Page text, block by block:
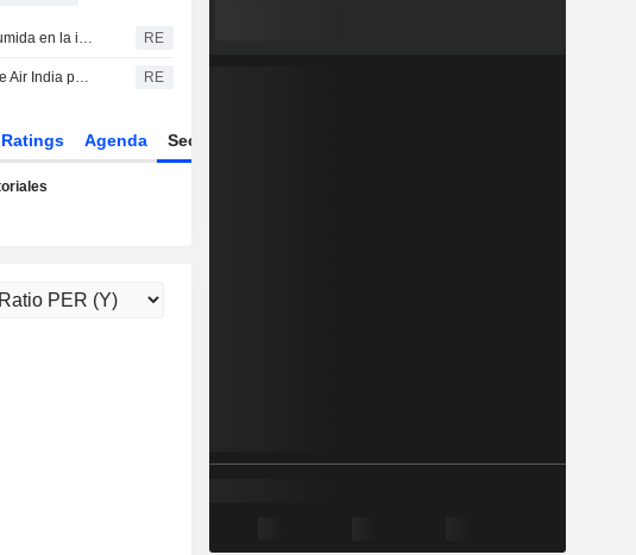
Tata Sons sigue sumida en la incertidumbre sobre su salida a Bolsa tras la clasificación del Banco de la Reserva de la India RE
La recuperación de Air India podría demorarse hasta una década, según el grupo propietario Tata Sons RE
Ratings Agenda Sector